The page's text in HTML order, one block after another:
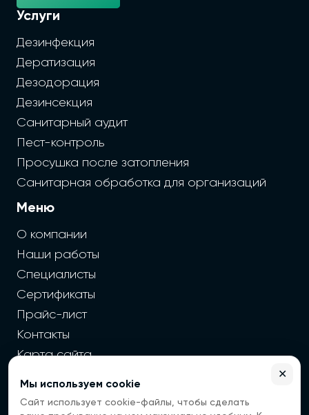
Услуги
Дезинфекция
Дератизация
Дезодорация
Дезинсекция
Санитарный аудит
Пест-контроль
Просушка после затопления
Санитарная обработка для организаций
Меню
О компании
Наши работы
Специалисты
Сертификаты
Прайс-лист
Контакты
Карта сайта
2026 г. Cайт санэпидемстанции — Все права защищены
Мы используем cookie
Сайт использует cookie-файлы, чтобы сделать
✕